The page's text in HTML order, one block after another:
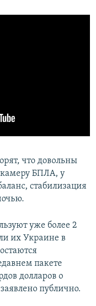
что довольны
камеру БПЛА, у
стабилизация
уже более 2
их Украине в
пакете
долларов о
публично.